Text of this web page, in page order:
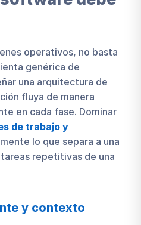
operativos, no basta
genérica de
una arquitectura de
fluya de manera
en cada fase. Dominar
de trabajo y
lo que separa a una
repetitivas de una
y contexto